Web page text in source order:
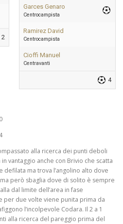
2
Garces Genaro
Centrocampista
Ramirez David
Centrocampista
Cioffi Manuel
Centravanti
4
alla ricerca dei punti deboli
vantaggio anche con Brivio che scatta
defilata ma trova l’angolino alto dove
però sbaglia dove di solito è sempre
dal limite dell’area in fase
per due volte viene punita prima da
l’incolpevole Codara. Il 2 a 1
alla ricerca del pareggio prima del